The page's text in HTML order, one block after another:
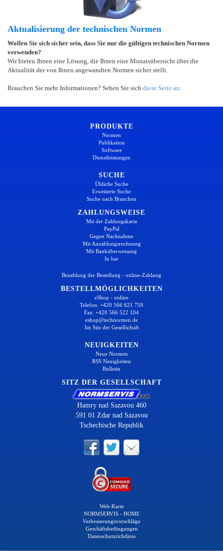
Aktualisierung der technischen Normen
Wollen Sie sich sicher sein, dass Sie nur die gültigen technischen Normen
verwenden?
Wir bieten Ihnen eine Lösung, die Ihnen eine Monatsübersicht über die
Aktualität der von Ihnen angewandten Normen sicher stellt.
Brauchen Sie mehr Informationen? Sehen Sie sich diese Seite an
PRODUKTE
Normen
Publikation
Software
Dienstleistungen
SUCHE
Übliche Suche
Erweiterte Suche
Suche nach Branchen
ZAHLUNGSWEISE
Mit der Zahlungskarte
PayPal
Gegen Nachnahme
Mit Anzahlungsrechnung
Mit Banküberweisung
In bar
Bezahlung der Bestellung - online-Zahlung
BESTELLMÖGLICHKEITEN
eShop - online
Telefon: +420 566 621 759
Fax: +420 566 522 104
eshop@technormen.de
Im Sitz der Gesellschaft
NEUIGKEITEN
Neue Normen
RSS Neuigkeiten
Bulletin
SITZ DER GESELLSCHAFT
Hamry nad Sazavou 460
591 01 Zdar nad Sazavou
Tschechische Republik
Web-Karte
NORMSERVIS - HOME
Verbesserungsvorschläge
Geschäftsbedingungen
Datenschutzrichtlinie